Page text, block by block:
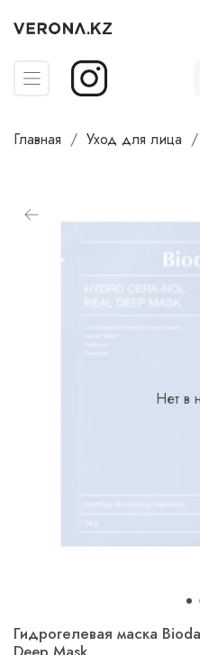
Главная Уход для лица
Нет в
Гидрогелевая маска